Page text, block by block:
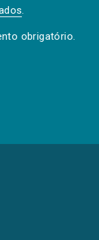
.
obrigatório.